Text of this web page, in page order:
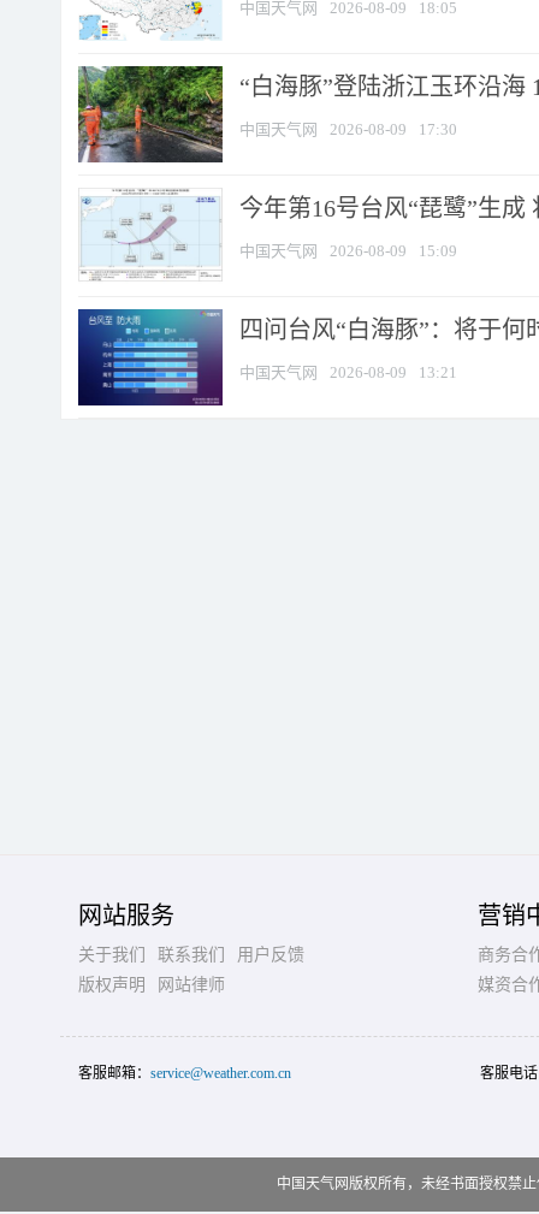
中国天气网 2026-08-09 18:05
“白海豚”登陆浙江玉环沿海
中国天气网 2026-08-09 17:30
今年第16号台风“琵鹭”生
中国天气网 2026-08-09 15:09
四问台风“白海豚”：将于
中国天气网 2026-08-09 13:21
网站服务
关于我们 联系我们
用户反馈
版权声明
网站律师
营销
商务合
媒资合
客服邮箱： service@weather.com.cn 客服电
中国天气网版权所有，未经书面授权